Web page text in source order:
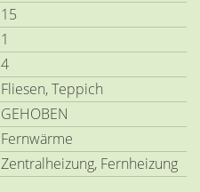
15
1
4
Fliesen, Teppich
GEHOBEN
Fernwärme
Zentralheizung, Fernheizung